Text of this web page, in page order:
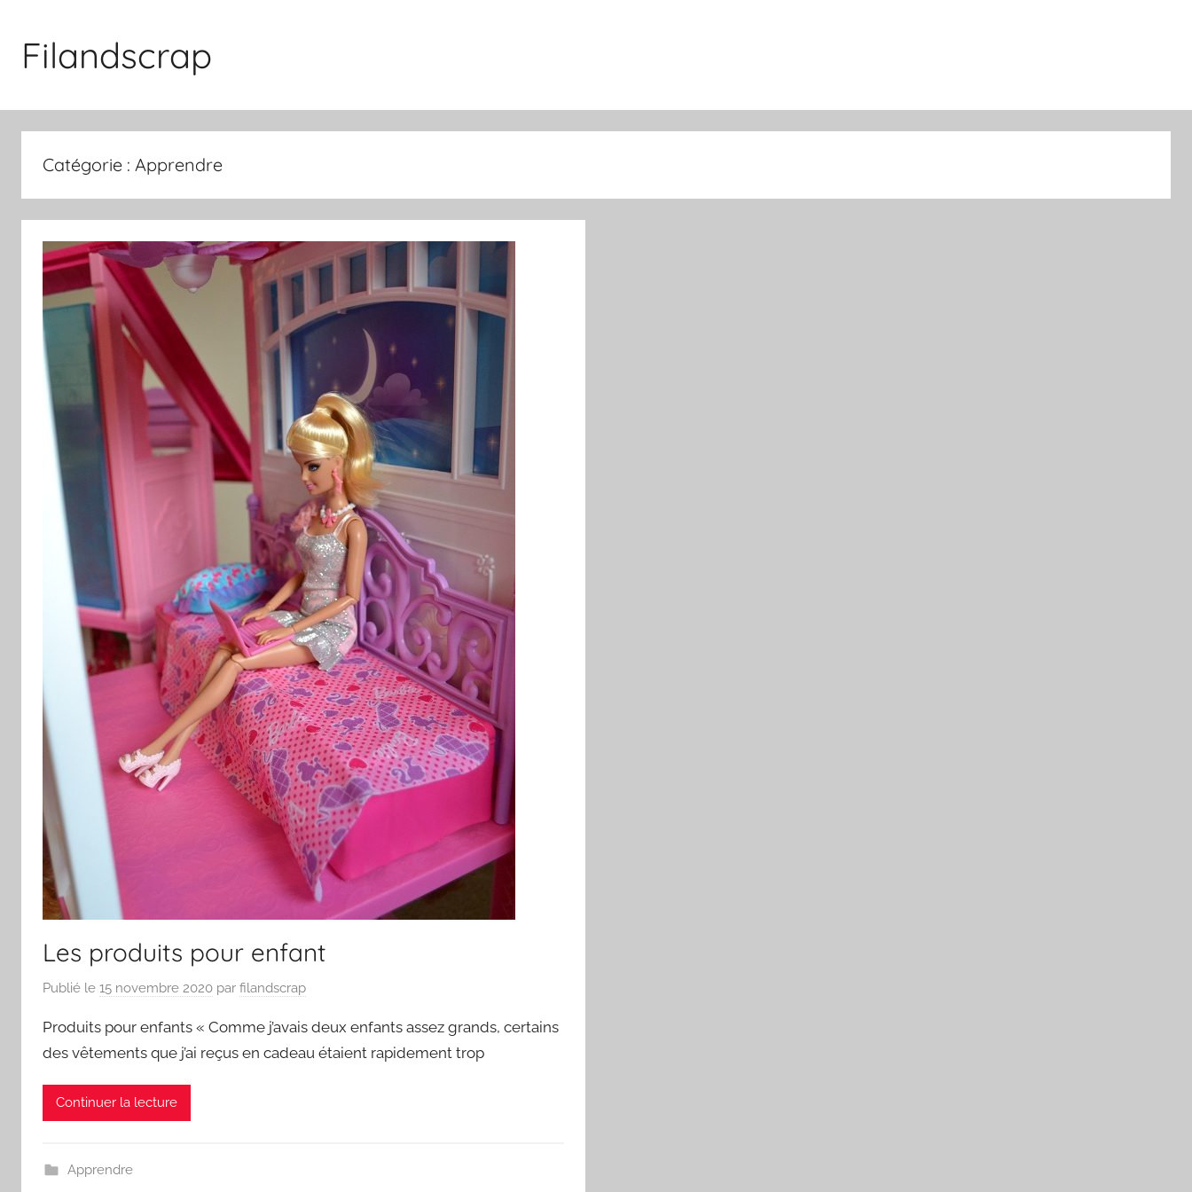
contenu
Filandscrap
Catégorie : Apprendre
Les produits pour enfant
Publié le 15 novembre 2020 par filandscrap
Produits pour enfants « Comme j’avais deux enfants assez grands, certains
des vêtements que j’ai reçus en cadeau étaient rapidement trop
Continuer la lecture
Apprendre